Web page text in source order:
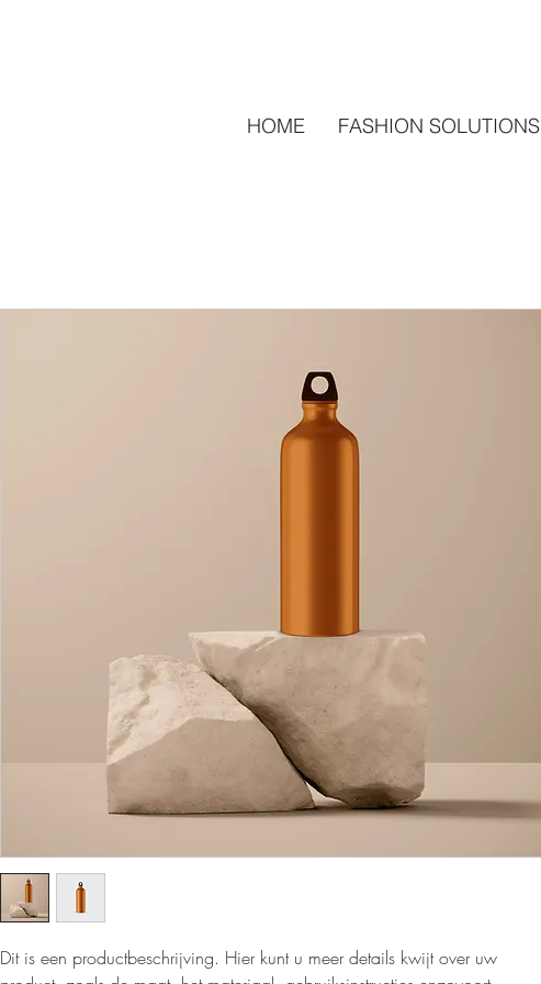
HOME FASHION SOLUTIONS
Dit is een productbeschrijving. Hier kunt u meer details kwijt over uw